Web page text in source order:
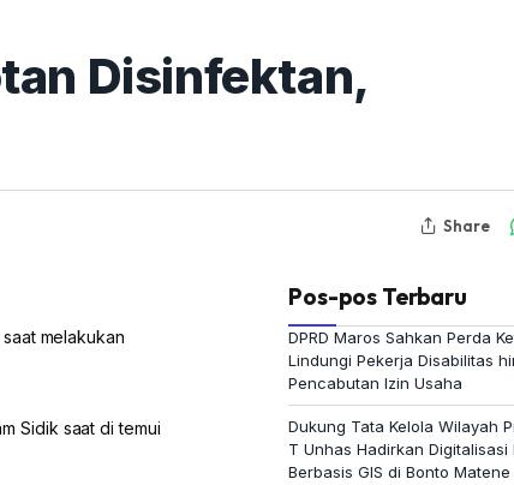
Disinfektan,
Share
melakukan
Sidik saat di temui
Pos-pos Terbaru
DPRD Maros Sahkan Perda
Lindungi Pekerja Disabilitas
Pencabutan Izin Usaha
Dukung Tata Kelola Wilayah
T Unhas Hadirkan
Berbasis GIS di Bonto Matene